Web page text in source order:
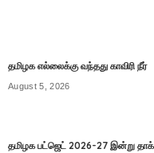
தமிழக எல்லைக்கு வந்தது காவிரி நீர்
August 5, 2026
தமிழக பட்ஜெட் 2026-27 இன்று